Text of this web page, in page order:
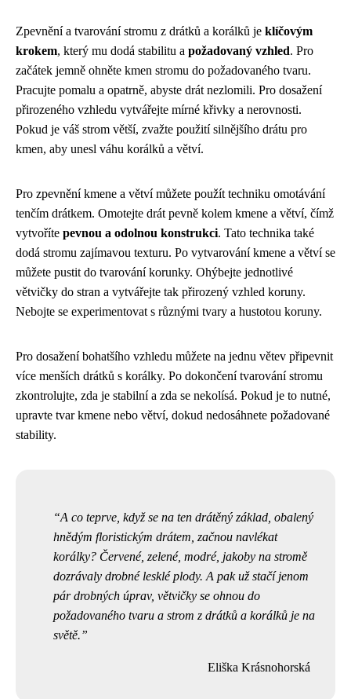
Zpevnění a tvarování stromu z drátků a korálků je klíčovým
krokem, který mu dodá stabilitu a požadovaný vzhled. Pro
začátek jemně ohněte kmen stromu do požadovaného tvaru.
Pracujte pomalu a opatrně, abyste drát nezlomili. Pro dosažení
přirozeného vzhledu vytvářejte mírné křivky a nerovnosti.
Pokud je váš strom větší, zvažte použití silnějšího drátu pro
kmen, aby unesl váhu korálků a větví.
Pro zpevnění kmene a větví můžete použít techniku omotávání
tenčím drátkem. Omotejte drát pevně kolem kmene a větví, čímž
vytvoříte pevnou a odolnou konstrukci. Tato technika také
dodá stromu zajímavou texturu. Po vytvarování kmene a větví se
můžete pustit do tvarování korunky. Ohýbejte jednotlivé
větvičky do stran a vytvářejte tak přirozený vzhled koruny.
Nebojte se experimentovat s různými tvary a hustotou koruny.
Pro dosažení bohatšího vzhledu můžete na jednu větev připevnit
více menších drátků s korálky. Po dokončení tvarování stromu
zkontrolujte, zda je stabilní a zda se nekolísá. Pokud je to nutné,
upravte tvar kmene nebo větví, dokud nedosáhnete požadované
stability.
A co teprve, když se na ten drátěný základ, obalený
hnědým floristickým drátem, začnou navlékat
korálky? Červené, zelené, modré, jakoby na stromě
dozrávaly drobné lesklé plody. A pak už stačí jenom
pár drobných úprav, větvičky se ohnou do
požadovaného tvaru a strom z drátků a korálků je na
světě.
Eliška Krásnohorská